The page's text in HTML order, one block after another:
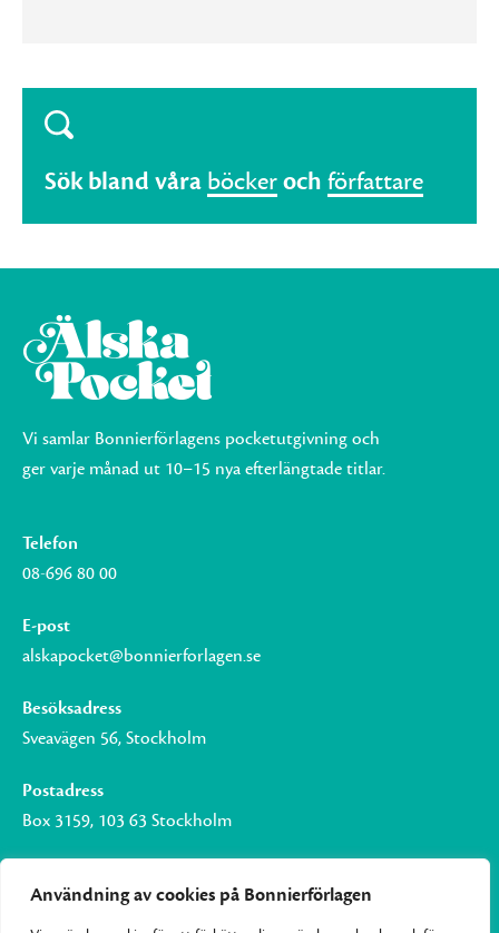
Användning av cookies på Bonnierförlagen
Sök bland våra böckeroch författare
Vi samlar Bonnierförlagens pocketutgivning och
ger varje månad ut 10–15 nya efterlängtade titlar.
Telefon
08-696 80 00
E-post
alskapocket@bonnierforlagen.se
Besöksadress
Sveavägen 56, Stockholm
Postadress
Box 3159, 103 63 Stockholm